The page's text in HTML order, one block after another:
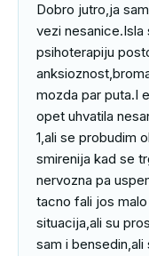
Dobro jutro,ja
vezi nesanice.Isla
psihoterapiju
mozda par puta.I
opet uhvatila
1,ali se probudim
smirenija kad se
nervozna pa
tacno fali jos
situacija,ali su
sam i